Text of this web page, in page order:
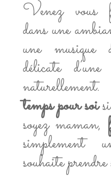
Venez vous
dans une
une musique
délicate
temps pour soi
soyez maman,
simplement
souhaite